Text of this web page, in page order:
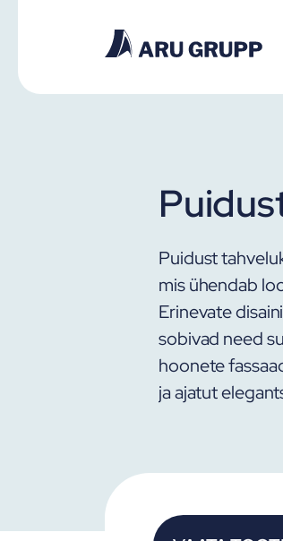
Puidust
mis ühendab
Erinevate
sobivad need
hoonete
ja ajatut